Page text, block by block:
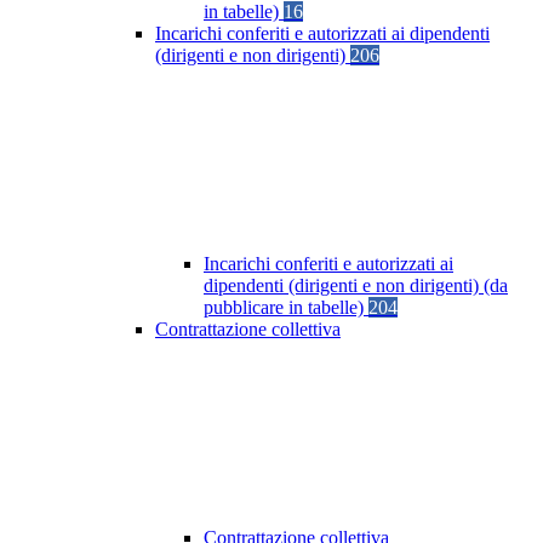
in tabelle) 16
Incarichi conferiti e autorizzati ai dipendenti
(dirigenti e non dirigenti) 206
Incarichi conferiti e autorizzati ai
dipendenti (dirigenti e non dirigenti) (da
pubblicare in tabelle) 204
Contrattazione collettiva
Contrattazione collettiva